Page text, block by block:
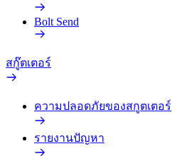
Bolt Send
สกู๊ตเตอร์
ความปลอดภัยของสกูตเตอร์
รายงานปัญหา